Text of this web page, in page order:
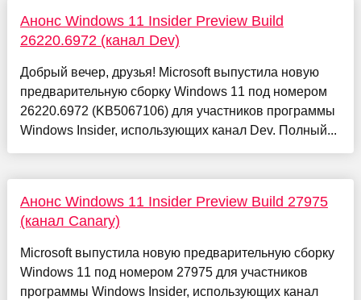
Анонс Windows 11 Insider Preview Build
26220.6972 (канал Dev)
Добрый вечер, друзья! Microsoft выпустила новую
предварительную сборку Windows 11 под номером
26220.6972 (KB5067106) для участников программы
Windows Insider, использующих канал Dev. Полный...
Анонс Windows 11 Insider Preview Build 27975
(канал Canary)
Microsoft выпустила новую предварительную сборку
Windows 11 под номером 27975 для участников
программы Windows Insider, использующих канал